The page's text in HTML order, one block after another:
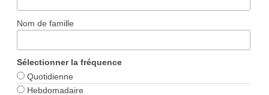
Nom de famille
Sélectionner la fréquence
Quotidienne
Hebdomadaire